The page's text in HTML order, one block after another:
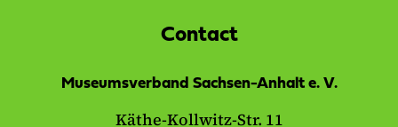
Contact
Museumsverband Sachsen-Anhalt e. V.
Käthe-Kollwitz-Str. 11